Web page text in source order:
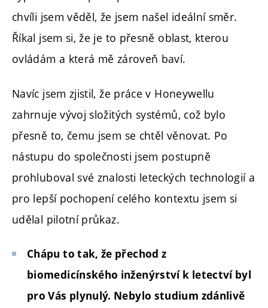
chvíli jsem věděl, že jsem našel ideální směr.
Říkal jsem si, že je to přesně oblast, kterou
ovládám a která mě zároveň baví.
Navíc jsem zjistil, že práce v Honeywellu
zahrnuje vývoj složitých systémů, což bylo
přesně to, čemu jsem se chtěl věnovat. Po
nástupu do společnosti jsem postupně
prohluboval své znalosti leteckých technologií a
pro lepší pochopení celého kontextu jsem si
udělal pilotní průkaz.
Chápu to tak, že přechod z
biomedicínského inženýrství k letectví byl
pro Vás plynulý. Nebylo studium zdánlivě